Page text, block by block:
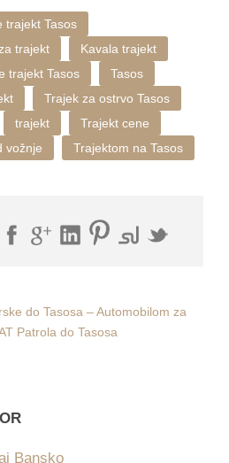
trajekt Tasos
trajekt
Kavala trajekt
trajekt Tasos
Tasos
Trajek za ostrvo Tasos
trajekt
Trajekt cene
vožnje
Trajektom na Tasos
do Tasosa – Automobilom za
Patrola do Tasosa
Bansko